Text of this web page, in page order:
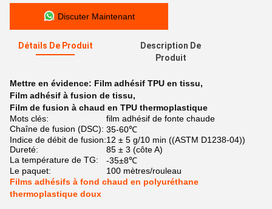
Discuter Maintenant
Détails De Produit
Description De
Produit
Mettre en évidence: Film adhésif TPU en tissu,
Film adhésif à fusion de tissu,
Film de fusion à chaud en TPU thermoplastique
Mots clés:
film adhésif de fonte chaude
Chaîne de fusion (DSC): 35-60℃
Indice de débit de fusion:12 ± 5 g/10 min ((ASTM D1238-04))
Dureté:
85 ± 3 (côte A)
La température de TG:
-35±8℃
Le paquet:
100 mètres/rouleau
Films adhésifs à fond chaud en polyuréthane
thermoplastique doux